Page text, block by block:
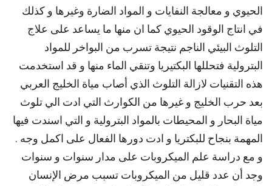
الحيوي و معالجة النفايات و المواد الضارة وغيرها و كذلك
في انتاج الوقود الحيوي كما ان منها ما يساعد على علاج
التلوث البيئي الناجم نتيجة تسرب من البواخر للمواد
البترولية فتحللها البكتيريا وتنقي الماء منها و قد استخدمت
هذه التقنيات لازالة التلوث الذي أصاب مياة الخليج العربي
بعد حرب الخليج و غيرها من الكوارث التي ادت الي تلوث
مياة البحار و المحيطات بالمواد البترولية و التي اسندت فيها
المهمة بنجاح للبكتريا و ادت دورها الفعال على اكمل وجه .
و مع دراسة علم الميكروبات على مدار سنوات و سنوات
وجد أن عدد قليل من الميكروبات تسبب مرض الإنسان